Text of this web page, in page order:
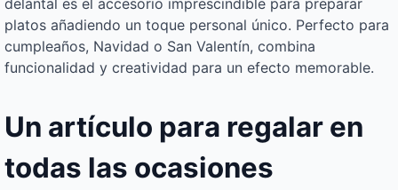
delantal es el accesorio imprescindible para preparar
platos añadiendo un toque personal único. Perfecto para
cumpleaños, Navidad o San Valentín, combina
funcionalidad y creatividad para un efecto memorable.
Un artículo para regalar en
todas las ocasiones